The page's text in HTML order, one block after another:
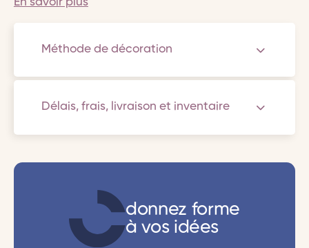
Méthode de décoration
Délais, frais, livraison et inventaire
donnez forme
à vos idées